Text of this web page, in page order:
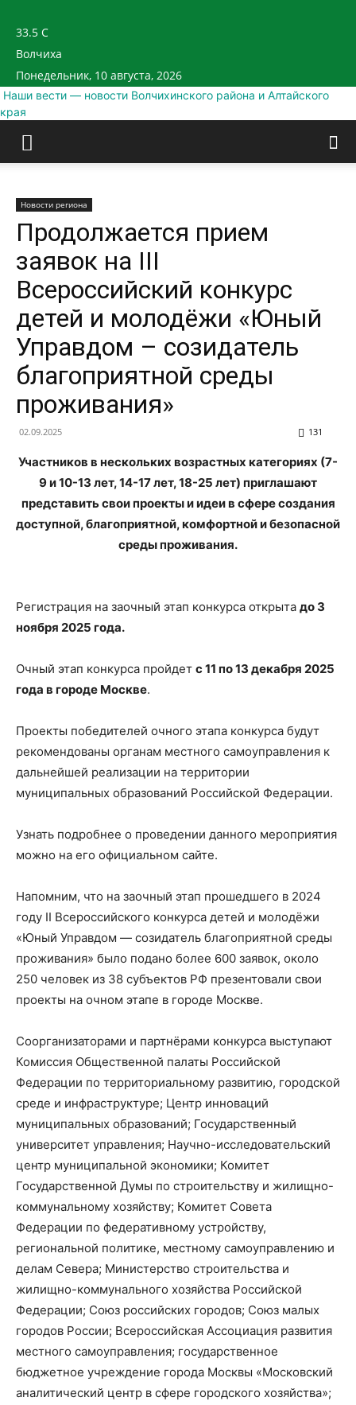
33.5 C
Волчиха
Понедельник, 10 августа, 2026
Наши вести — новости Волчихинского района и Алтайского
края
Новости региона
Продолжается прием
заявок на III
Всероссийский конкурс
детей и молодёжи «Юный
Управдом – созидатель
благоприятной среды
проживания»
02.09.2025 131
Участников в нескольких возрастных категориях (7-
9 и 10-13 лет, 14-17 лет, 18-25 лет) приглашают
представить свои проекты и идеи в сфере создания
доступной, благоприятной, комфортной и безопасной
среды проживания.
Регистрация на заочный этап конкурса открыта до 3
ноября 2025 года.
Очный этап конкурса пройдет с 11 по 13 декабря 2025
года в городе Москве.
Проекты победителей очного этапа конкурса будут
рекомендованы органам местного самоуправления к
дальнейшей реализации на территории
муниципальных образований Российской Федерации.
Узнать подробнее о проведении данного мероприятия
можно на его официальном сайте.
Напомним, что на заочный этап прошедшего в 2024
году II Всероссийского конкурса детей и молодёжи
«Юный Управдом — созидатель благоприятной среды
проживания» было подано более 600 заявок, около
250 человек из 38 субъектов РФ презентовали свои
проекты на очном этапе в городе Москве.
Соорганизаторами и партнёрами конкурса выступают
Комиссия Общественной палаты Российской
Федерации по территориальному развитию, городской
среде и инфраструктуре; Центр инноваций
муниципальных образований; Государственный
университет управления; Научно-исследовательский
центр муниципальной экономики; Комитет
Государственной Думы по строительству и жилищно-
коммунальному хозяйству; Комитет Совета
Федерации по федеративному устройству,
региональной политике, местному самоуправлению и
делам Севера; Министерство строительства и
жилищно-коммунального хозяйства Российской
Федерации; Союз российских городов; Союз малых
городов России; Всероссийская Ассоциация развития
местного самоуправления; государственное
бюджетное учреждение города Москвы «Московский
аналитический центр в сфере городского хозяйства»;